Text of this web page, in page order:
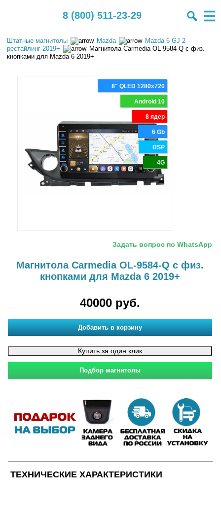
8 (800) 511-23-29
Штатные магнитолы Mazda
Mazda 6 GJ 2
рестайлинг 2019+
Магнитола Carmedia OL-9584-Q с физ.
кнопками для Mazda 6 2019+
8" QLED 1280x720
Android 10
8 ядер
6 Gb
DSP
4G
Задать вопрос по WhatsApp
Магнитола Carmedia OL-9584-Q с физ.
кнопками для Mazda 6 2019+
40000 руб.
ТЕХНИЧЕСКИЕ ХАРАКТЕРИСТИКИ